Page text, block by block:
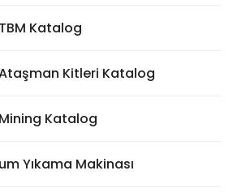
Katalog
Kitleri Katalog
Katalog
Yıkama Makinası